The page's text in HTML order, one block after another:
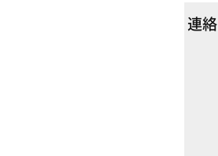
連